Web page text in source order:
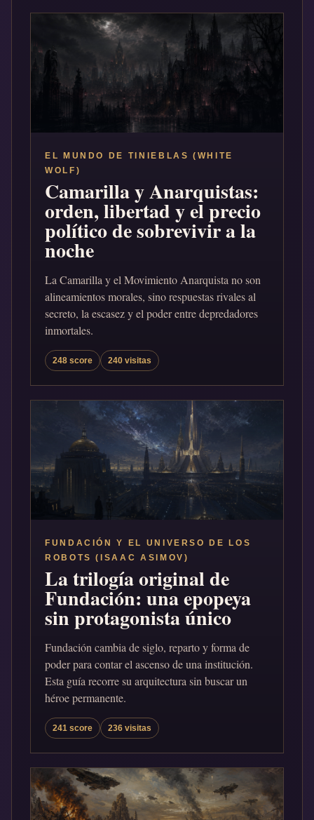
EL MUNDO DE TINIEBLAS (WHITE
WOLF)
Camarilla y Anarquistas:
orden, libertad y el precio
político de sobrevivir a la
noche
La Camarilla y el Movimiento Anarquista no son
alineamientos morales, sino respuestas rivales al
secreto, la escasez y el poder entre depredadores
inmortales.
248 score 240 visitas
FUNDACIÓN Y EL UNIVERSO DE LOS
ROBOTS (ISAAC ASIMOV)
La trilogía original de
Fundación: una epopeya
sin protagonista único
Fundación cambia de siglo, reparto y forma de
poder para contar el ascenso de una institución.
Esta guía recorre su arquitectura sin buscar un
héroe permanente.
241 score 236 visitas